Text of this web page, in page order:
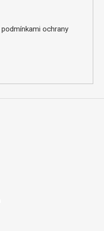
podmínkami ochrany